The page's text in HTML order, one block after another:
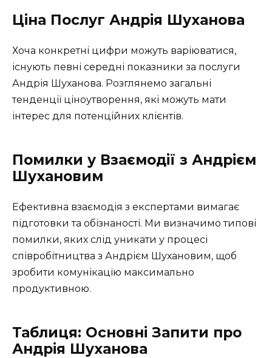
Ціна Послуг Андрія Шуханова
Хоча конкретні цифри можуть варіюватися,
існують певні середні показники за послуги
Андрія Шуханова. Розглянемо загальні
тенденції ціноутворення, які можуть мати
інтерес для потенційних клієнтів.
Помилки у Взаємодії з Андрієм
Шухановим
Ефективна взаємодія з експертами вимагає
підготовки та обізнаності. Ми визначимо типові
помилки, яких слід уникати у процесі
співробітництва з Андрієм Шухановим, щоб
зробити комунікацію максимально
продуктивною.
Таблиця: Основні Запити про
Андрія Шуханова